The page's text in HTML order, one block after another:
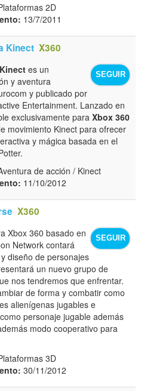
2D
13/7/2011
Kinect X360
SEGUIR
es un
y aventura
y publicado por
Entertainment. Lanzado en
exclusivamente paraXbox 360
movimiento Kinect para ofrecer
y mágica basada en el
de acción / Kinect
11/10/2012
X360
SEGUIR
Xbox 360 basado en
Network contará
diseño de personajes
un nuevo grupo de
nos tendremos que enfrentar.
de forma y combatir como
alienígenas jugables e
personaje jugable además
modo cooperativo para
3D
30/11/2012